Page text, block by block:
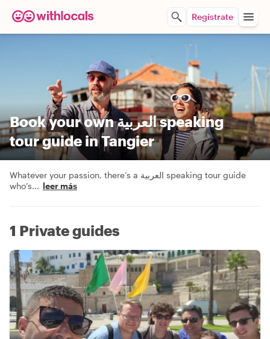
Regístrate
Book your own العربية speaking
tour guide in Tangier
Whatever your passion, there’s a العربية speaking tour guide
who’s... leer más
1 Private guides